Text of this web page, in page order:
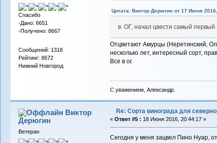
Спасибо
-Дано: 6651
-Получено: 8667
Сообщений: 1318
Рейтинг: 8672
Нижний Новгород
Цитата: Виктор Дерюгин от 17 Июня
в ОГ, начал цвести самый
Отцветают Амурцы (Неретинский,
несколько лет, интересный сорт,
Все в ог.
С уважением, Александр.
Виктор
Дерюгин
Ветеран
Re: Сорта винограда для
« Ответ #5 : 18 Июня 2016, 20:44:17 »
Сегодня у меня зацвел Пино Нуар,